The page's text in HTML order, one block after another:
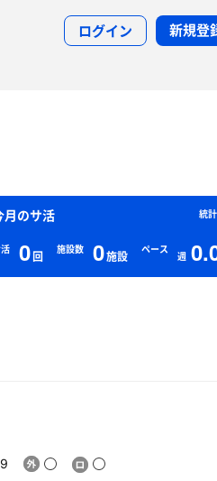
ログイン 新規登
統
月のサ活
0回 施設数 0施設 ペース
週